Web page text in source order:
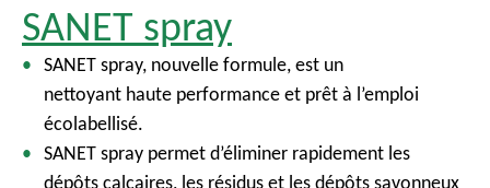
SANET spray
SANET spray, nouvelle formule, est un
nettoyant haute performance et prêt à l’emploi
écolabellisé.
SANET spray permet d’éliminer rapidement les
dépôts calcaires, les résidus et les dépôts savonneux